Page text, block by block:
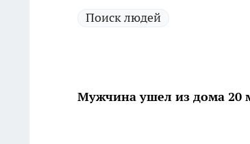
Поиск людей
Мужчина ушел из дома 20